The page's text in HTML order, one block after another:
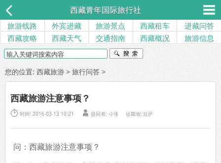
西藏青年国际旅行社
旅游线路 外宾进藏 旅游景点 西藏租车
进藏问答
西藏攻略
西藏天气 交通指南 西藏概况 旅游信息
您的位置: 西藏旅游 > 旅行问答 >
西藏旅游注意事项？
 时间: 2016-03-13 10:21  提问者: 小张 ip属地: 拉萨
问：西藏旅游注意事项？